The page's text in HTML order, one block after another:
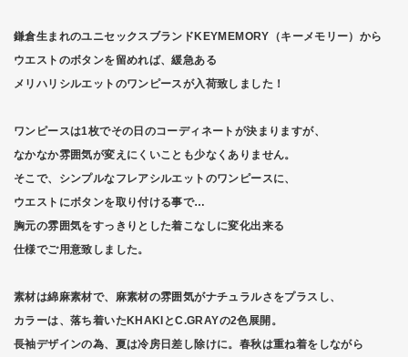
鎌倉生まれのユニセックスブランドKEYMEMORY（キーメモリー）から
ウエストのボタンを留めれば、緩急ある
メリハリシルエットのワンピースが入荷致しました！
ワンピースは1枚でその日のコーディネートが決まりますが、
なかなか雰囲気が変えにくいことも少なくありません。
そこで、シンプルなフレアシルエットのワンピースに、
ウエストにボタンを取り付ける事で…
胸元の雰囲気をすっきりとした着こなしに変化出来る
仕様でご用意致しました。
素材は綿麻素材で、麻素材の雰囲気がナチュラルさをプラスし、
カラーは、落ち着いたKHAKIとC.GRAYの2色展開。
長袖デザインの為、夏は冷房日差し除けに。春秋は重ね着をしながら